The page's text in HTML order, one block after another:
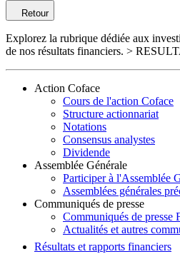
Retour
Explorez la rubrique dédiée aux
de nos résultats financiers. >
Action Coface
Cours de l'action Coface
Structure actionnariat
Notations
Consensus analystes
Dividende
Assemblée Générale
Participer à l'Assemblée
Assemblées générales
Communiqués de presse
Communiqués de presse
Actualités et autres
Résultats et rapports financiers